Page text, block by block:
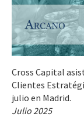
Cross Capital
Clientes
julio en Madrid.
Julio 2025